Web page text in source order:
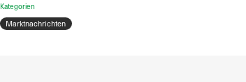
Kategorien
Marktnachrichten